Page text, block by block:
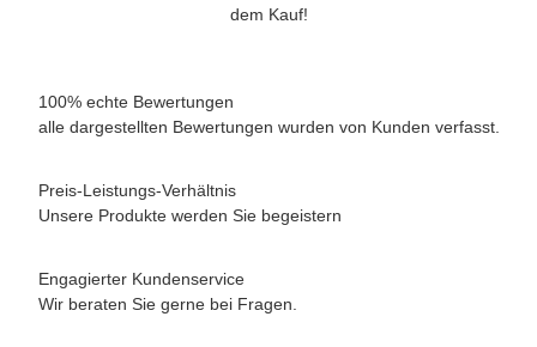
dem Kauf!
100% echte Bewertungen
alle dargestellten Bewertungen wurden von Kunden verfasst.
Preis-Leistungs-Verhältnis
Unsere Produkte werden Sie begeistern
Engagierter Kundenservice
Wir beraten Sie gerne bei Fragen.